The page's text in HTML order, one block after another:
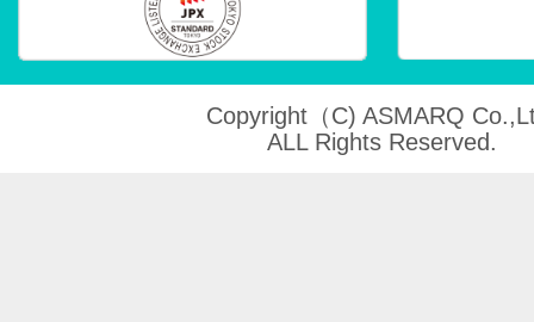
Copyright（C) ASMARQ
ALL Rights Reserved.